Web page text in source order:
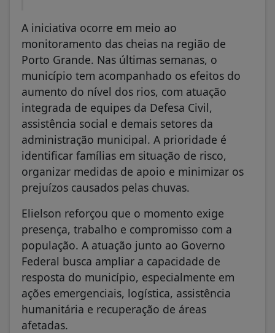
A iniciativa ocorre em meio ao
monitoramento das cheias na região de
Porto Grande. Nas últimas semanas, o
município tem acompanhado os efeitos do
aumento do nível dos rios, com atuação
integrada de equipes da Defesa Civil,
assistência social e demais setores da
administração municipal. A prioridade é
identificar famílias em situação de risco,
organizar medidas de apoio e minimizar os
prejuízos causados pelas chuvas.
Elielson reforçou que o momento exige
presença, trabalho e compromisso com a
população. A atuação junto ao Governo
Federal busca ampliar a capacidade de
resposta do município, especialmente em
ações emergenciais, logística, assistência
humanitária e recuperação de áreas
afetadas.